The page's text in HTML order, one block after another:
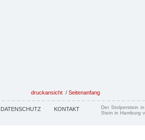
druckansicht / Seitenanfang
KONTAKT
Der Stolperstein
Stein in Hamburg